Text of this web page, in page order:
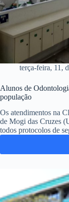
terça-feira, 11,
Alunos de
população
Os atendimentos na
de Mogi das Cruzes
todos protocolos de